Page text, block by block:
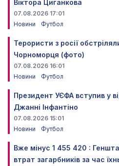
Віктора Циганкова
07.08.2026 17:01
Новини
Футбол
Терористи з росії
Чорноморця (фото)
07.08.2026 16:01
Новини
Футбол
Президент УЄФА вступив у
Джанні Інфантіно
07.08.2026 15:01
Новини
Футбол
Вже мінус 1 455 420 :
втрат загарбників за час